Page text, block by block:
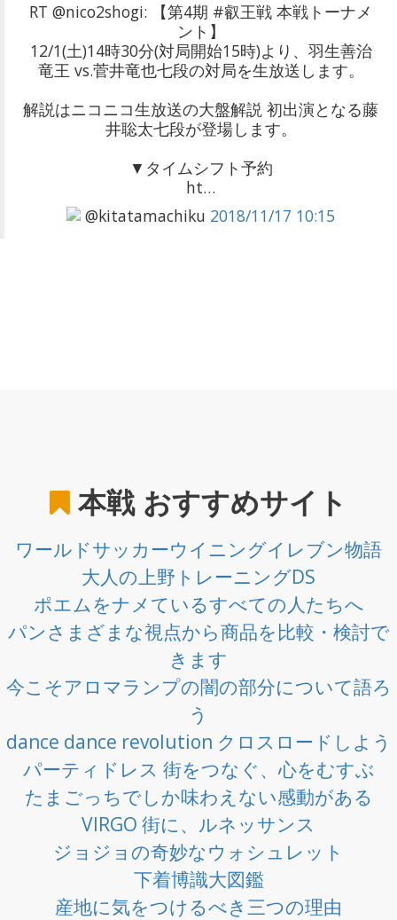
RT @nico2shogi: 【第4期 #叡王戦 本戦トーナメ
ント】
12/1(土)14時30分(対局開始15時)より、羽生善治
竜王 vs.菅井竜也七段の対局を生放送します。
解説はニコニコ生放送の大盤解説 初出演となる藤
井聡太七段が登場します。
▼タイムシフト予約
ht…
@kitatamachiku 2018/11/17 10:15
本戦おすすめサイト
ワールドサッカーウイニングイレブン物語
大人の上野トレーニングDS
ポエムをナメているすべての人たちへ
パンさまざまな視点から商品を比較・検討で
きます
今こそアロマランプの闇の部分について語ろ
う
dance dance revolution クロスロードしよう
パーティドレス 街をつなぐ、心をむすぶ
たまごっちでしか味わえない感動がある
VIRGO 街に、ルネッサンス
ジョジョの奇妙なウォシュレット
下着博識大図鑑
産地に気をつけるべき三つの理由